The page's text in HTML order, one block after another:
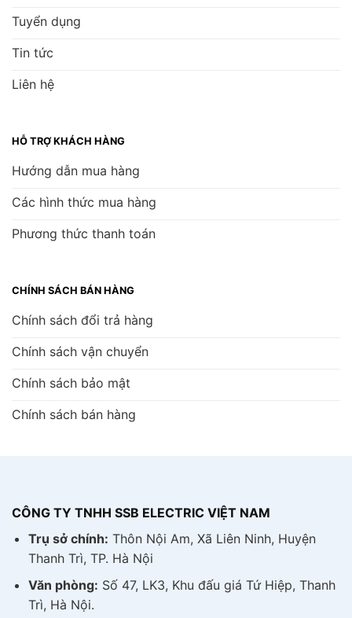
Tuyển dụng
Tin tức
Liên hệ
HỖ TRỢ KHÁCH HÀNG
Hướng dẫn mua hàng
Các hình thức mua hàng
Phương thức thanh toán
CHÍNH SÁCH BÁN HÀNG
Chính sách đổi trả hàng
Chính sách vận chuyển
Chính sách bảo mật
Chính sách bán hàng
CÔNG TY TNHH SSB ELECTRIC VIỆT NAM
Trụ sở chính: Thôn Nội Am, Xã Liên Ninh, Huyện
Thanh Trì, TP. Hà Nội
Văn phòng: Số 47, LK3, Khu đấu giá Tứ Hiệp, Thanh
Trì, Hà Nội.